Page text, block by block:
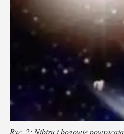
Ryc. 2: Nibiru i bogowie powracają